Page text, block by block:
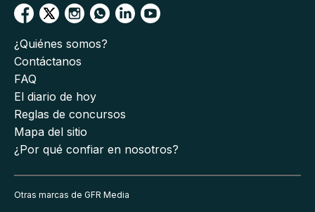
¿Quiénes somos?
Contáctanos
FAQ
El diario de hoy
Reglas de concursos
Mapa del sitio
¿Por qué confiar en nosotros?
Otras marcas de GFR Media